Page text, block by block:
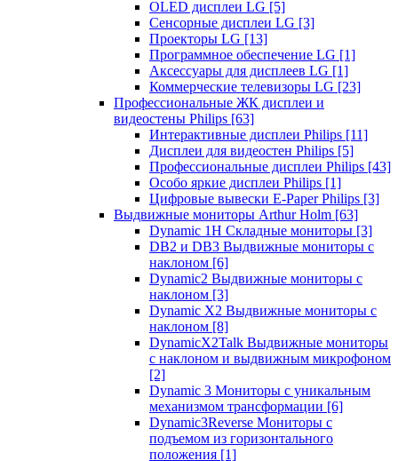
OLED дисплеи LG [5]
Сенсорные дисплеи LG [3]
Проекторы LG [13]
Программное обеспечение LG [1]
Аксессуары для дисплеев LG [1]
Коммерческие телевизоры LG [23]
Профессиональные ЖК дисплеи и
видеостены Philips [63]
Интерактивные дисплеи Philips [11]
Дисплеи для видеостен Philips [5]
Профессиональные дисплеи Philips [43]
Особо яркие дисплеи Philips [1]
Цифровые вывески E-Paper Philips [3]
Выдвижные мониторы Arthur Holm [63]
Dynamic 1Н Складные мониторы [3]
DB2 и DB3 Выдвижные мониторы с
наклоном [6]
Dynamic2 Выдвижные мониторы с
наклоном [3]
Dynamic X2 Выдвижные мониторы с
наклоном [8]
DynamicX2Talk Выдвижные мониторы
с наклоном и выдвижным микрофоном
[2]
Dynamic 3 Мониторы с уникальным
механизмом трансформации [6]
Dynamic3Reverse Мониторы с
подъемом из горизонтального
положения [1]